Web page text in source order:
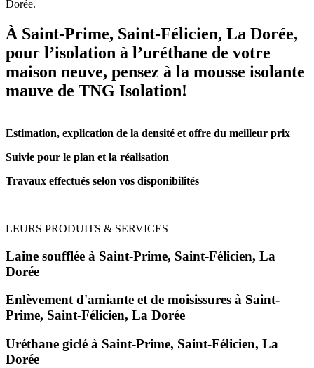
Dorée.
À Saint-Prime, Saint-Félicien, La Dorée,
pour l’isolation à l’uréthane de votre
maison neuve, pensez à la mousse isolante
mauve de TNG Isolation!
Estimation, explication de la densité et offre du meilleur prix
Suivie pour le plan et la réalisation
Travaux effectués selon vos disponibilités
LEURS PRODUITS & SERVICES
Laine soufflée à Saint-Prime, Saint-Félicien, La
Dorée
Enlèvement d'amiante et de moisissures à Saint-
Prime, Saint-Félicien, La Dorée
Uréthane giclé à Saint-Prime, Saint-Félicien, La
Dorée